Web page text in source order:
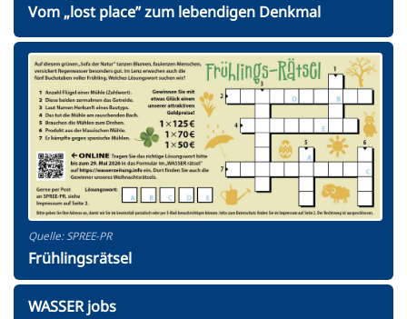
Vom „lost place” zum lebendigen Denkmal
Quelle: SPREE-PR
Frühlingsrätsel
WASSER jobs